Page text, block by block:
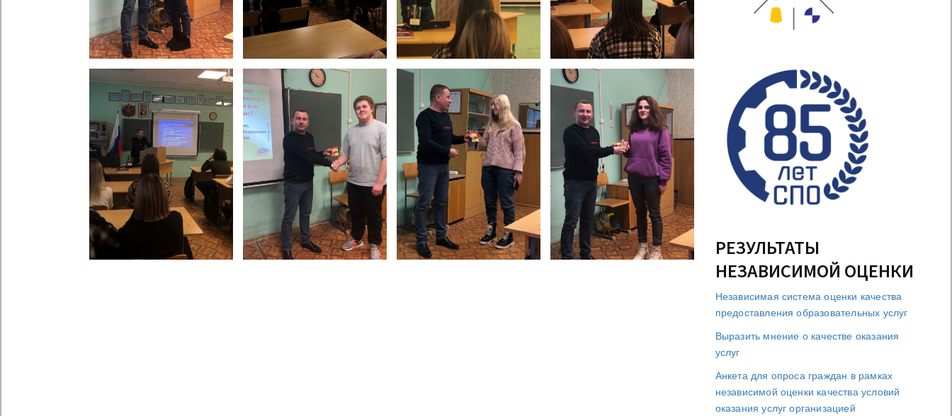
РЕЗУЛЬТАТЫ
НЕЗАВИСИМОЙ ОЦЕНКИ
Независимая система оценки качества
предоставления образовательных услуг
Выразить мнение о качестве оказания
услуг
Анкета для опроса граждан в рамках
независимой оценки качества условий
оказания услуг организацией